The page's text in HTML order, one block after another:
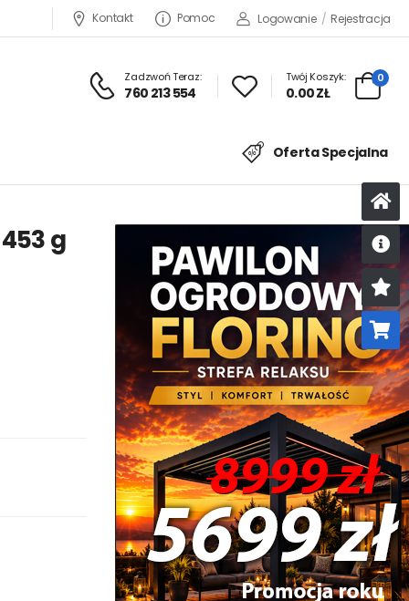
Kontakt Pomoc Logowanie / Rejestracja
Zadzwoń Teraz:
760 213 554
Twój Koszyk:
0.00 ZŁ
0
Oferta Specjalna
g